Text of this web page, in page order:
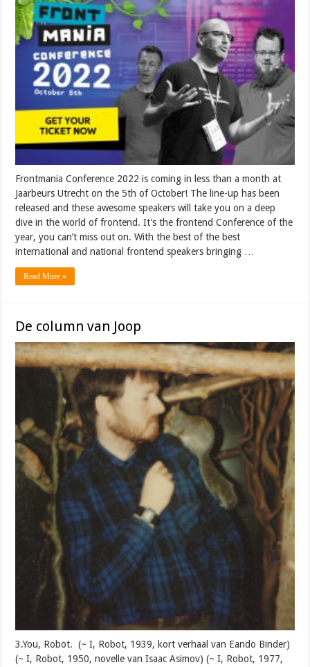
Frontmania Conference 2022 is coming in less than a month at
Jaarbeurs Utrecht on the 5th of October! The line-up has been
released and these awesome speakers will take you on a deep
dive in the world of frontend. It’s the frontend Conference of the
year, you can’t miss out on. With the best of the best
international and national frontend speakers bringing …
Read More »
De column van Joop
3.You, Robot. (~ I, Robot, 1939, kort verhaal van Eando Binder)
(~ I, Robot, 1950, novelle van Isaac Asimov) (~ I, Robot, 1977,